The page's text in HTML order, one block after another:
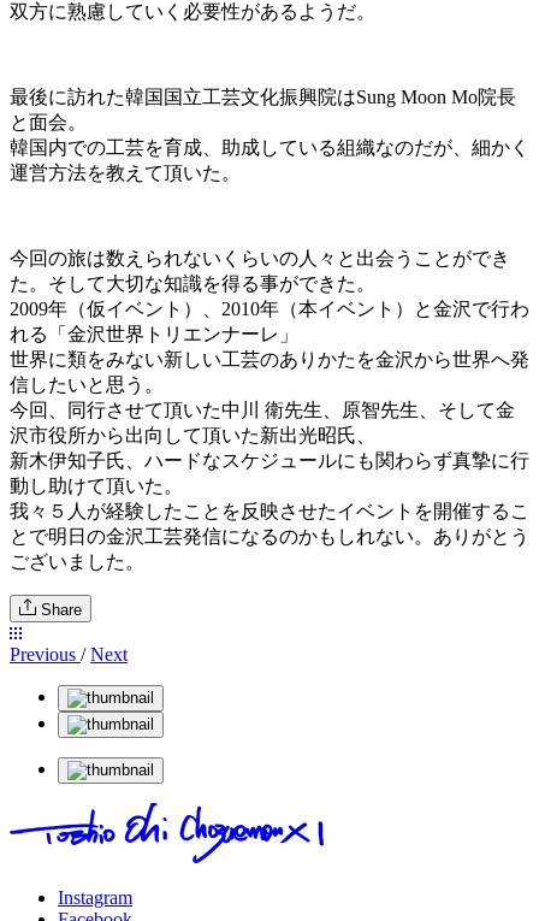
双方に熟慮していく必要性があるようだ。
最後に訪れた韓国国立工芸文化振興院はSung Moon Mo院長
と面会。
韓国内での工芸を育成、助成している組織なのだが、細かく
運営方法を教えて頂いた。
今回の旅は数えられないくらいの人々と出会うことができ
た。そして大切な知識を得る事ができた。
2009年（仮イベント）、2010年（本イベント）と金沢で行わ
れる「金沢世界トリエンナーレ」
世界に類をみない新しい工芸のありかたを金沢から世界へ発
信したいと思う。
今回、同行させて頂いた中川 衛先生、原智先生、そして金
沢市役所から出向して頂いた新出光昭氏、
新木伊知子氏、ハードなスケジュールにも関わらず真摯に行
動し助けて頂いた。
我々５人が経験したことを反映させたイベントを開催するこ
とで明日の金沢工芸発信になるのかもしれない。ありがとう
ございました。
Share
Previous / Next
Instagram